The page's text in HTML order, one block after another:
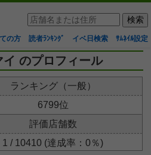
の方 読者ﾗﾝｷﾝｸﾞ イベ日検索 ｻﾑﾈｲﾙ設定
イ のプロフィール
ランキング（一般）
6799位
評価店舗数
1 / 10410 (達成率：0％)